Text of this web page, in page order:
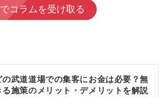
でコラムを受け取る
の武道道場での集客にお金は必要？無
る施策のメリット・デメリットを解説